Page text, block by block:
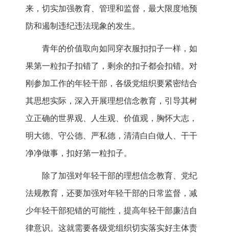
来，切实加强教育、管理和监督，最大限度地预
防和遏制违纪违法现象的发生。
青年的价值取向如同穿衣服扣扣子一样，如
果第一粒扣子扣错了，剩余的扣子都会扣错。对
刚参加工作的年轻干部，各级党组织要紧密结合
其思想实际，深入开展理想信念教育，引导其树
立正确的世界观、人生观、价值观，胸怀大志，
明大德、守公德、严私德，清清白白做人、干干
净净做事，扣好第一粒扣子。
除了加强对年轻干部的理想信念教育、党纪
法规教育，还要加强对年轻干部的日常监督，减
少年轻干部犯错的可能性，提高年轻干部廉洁自
律意识。这就需要各级党组织切实落实好主体责